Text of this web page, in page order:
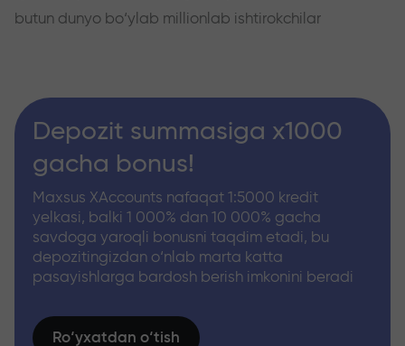
butun dunyo bo‘ylab millionlab ishtirokchilar
Depozit summasiga x1000
gacha bonus!
Maxsus XAccounts nafaqat 1:5000 kredit
yelkasi, balki 1 000% dan 10 000% gacha
savdoga yaroqli bonusni taqdim etadi, bu
depozitingizdan o‘nlab marta katta
pasayishlarga bardosh berish imkonini beradi
Ro‘yxatdan o‘tish